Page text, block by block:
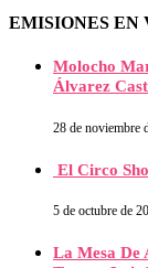
EMISIONES EN
Molocho
Álvarez
28 de noviembre
El Circo
5 de octubre de
La Mesa De